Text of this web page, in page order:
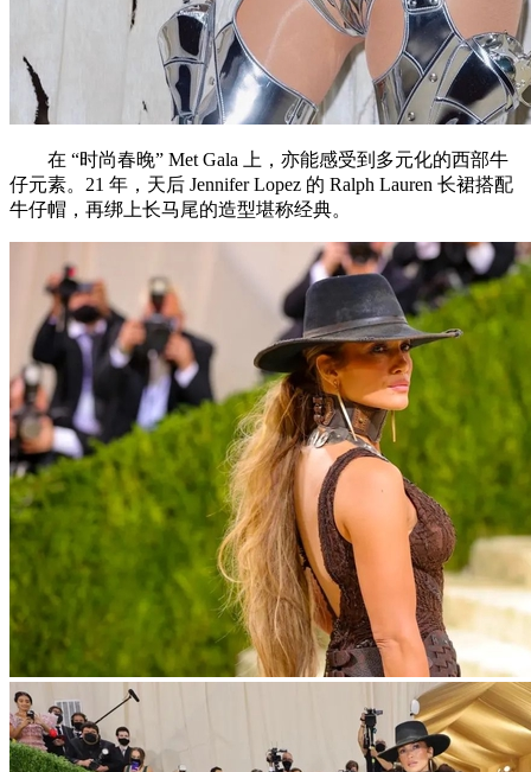
在 “时尚春晚” Met Gala 上，亦能感受到多元化的西部牛
仔元素。21 年，天后 Jennifer Lopez 的 Ralph Lauren 长裙搭配
牛仔帽，再绑上长马尾的造型堪称经典。